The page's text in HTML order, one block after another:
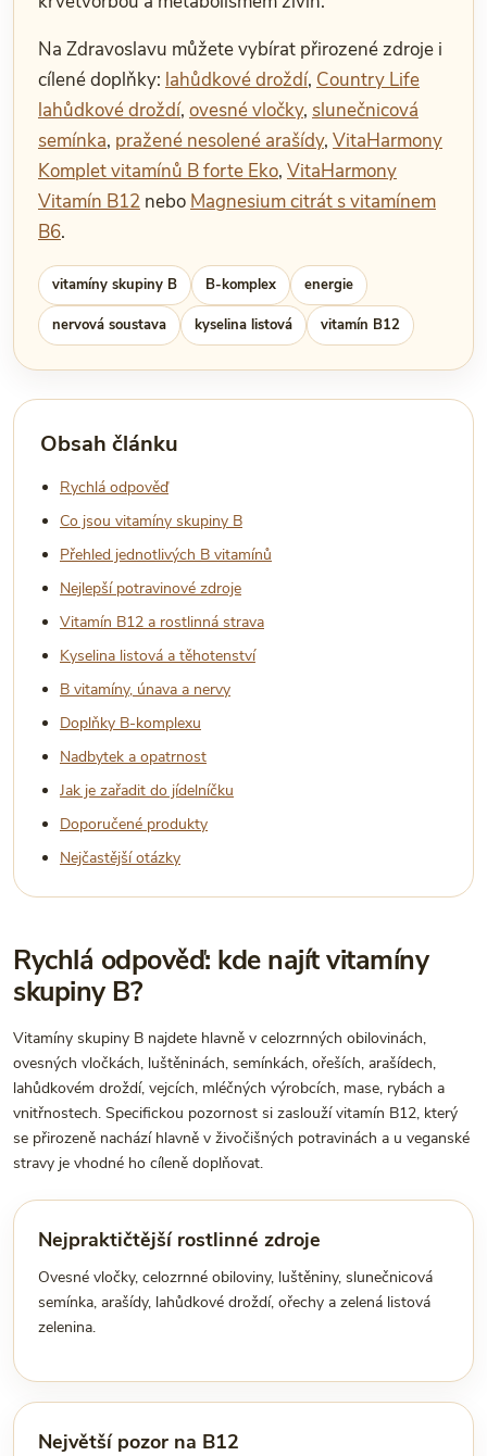
Na Zdravoslavu můžete vybírat přirozené zdroje i
cílené doplňky: lahůdkové droždí, Country Life
lahůdkové droždí, ovesné vločky, slunečnicová
semínka, pražené nesolené arašídy, VitaHarmony
Komplet vitamínů B forte Eko, VitaHarmony
Vitamín B12 nebo Magnesium citrát s vitamínem
B6.
vitamíny skupiny B B-komplex energie
nervová soustava kyselina listová vitamín B12
Obsah článku
Rychlá odpověď
Co jsou vitamíny skupiny B
Přehled jednotlivých B vitamínů
Nejlepší potravinové zdroje
Vitamín B12 a rostlinná strava
Kyselina listová a těhotenství
B vitamíny, únava a nervy
Doplňky B-komplexu
Nadbytek a opatrnost
Jak je zařadit do jídelníčku
Doporučené produkty
Nejčastější otázky
Rychlá odpověď: kde najít vitamíny
skupiny B?
Vitamíny skupiny B najdete hlavně v celozrnných obilovinách,
ovesných vločkách, luštěninách, semínkách, ořeších, arašídech,
lahůdkovém droždí, vejcích, mléčných výrobcích, mase, rybách a
vnitřnostech. Specifickou pozornost si zaslouží vitamín B12, který
se přirozeně nachází hlavně v živočišných potravinách a u veganské
stravy je vhodné ho cíleně doplňovat.
Nejpraktičtější rostlinné zdroje
Ovesné vločky, celozrnné obiloviny, luštěniny, slunečnicová
semínka, arašídy, lahůdkové droždí, ořechy a zelená listová
zelenina.
Největší pozor na B12